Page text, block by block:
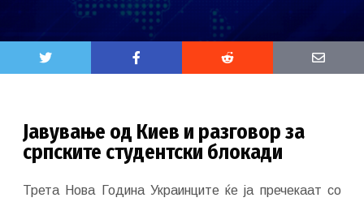
Јавување од Киев и разговор за
српските студентски блокади
Трета Нова Година Украинците ќе ја пречекаат со